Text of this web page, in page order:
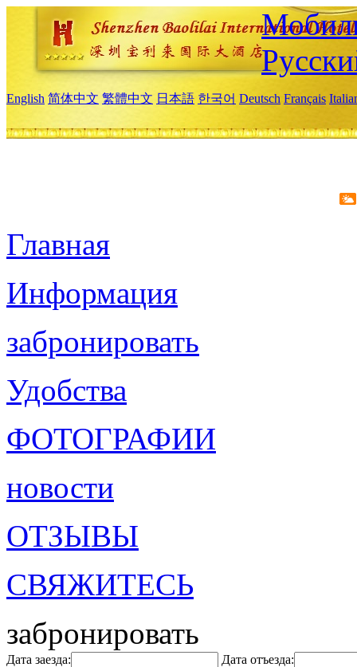
English 简体中文 繁體中文 日本語 한국어 Deutsch Français
Главная
Информация
забронировать
Удобства
ФОТОГРАФИИ
новости
ОТЗЫВЫ
СВЯЖИТЕСЬ
забронировать
Дата заезда: Дата отъезда: